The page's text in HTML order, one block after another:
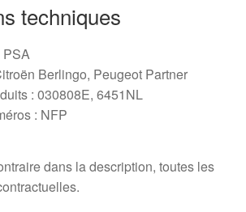
techniques
PSA
Berlingo, Peugeot Partner
: 030808E, 6451NL
: NFP
dans la description, toutes les